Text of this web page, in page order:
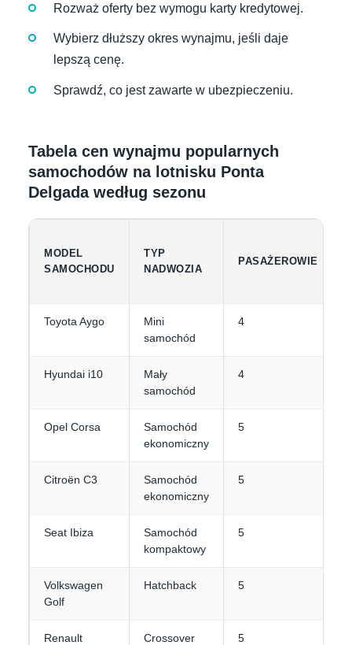
Rozważ oferty bez wymogu karty kredytowej.
Wybierz dłuższy okres wynajmu, jeśli daje
lepszą cenę.
Sprawdź, co jest zawarte w ubezpieczeniu.
Tabela cen wynajmu popularnych
samochodów na lotnisku Ponta
Delgada według sezonu
MODEL
SAMOCHODU
TYP
NADWOZIA
PASAŻEROWIE
Toyota Aygo
Mini
samochód
4
Hyundai i10
Mały
samochód
4
Opel Corsa
Samochód
ekonomiczny
5
Citroën C3
Samochód
ekonomiczny
5
Seat Ibiza
Samochód
kompaktowy
5
Volkswagen
Golf
Hatchback 5
Renault
Crossover 5